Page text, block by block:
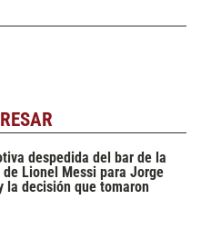
despedida del bar de la
Lionel Messi para Jorge
la decisión que tomaron